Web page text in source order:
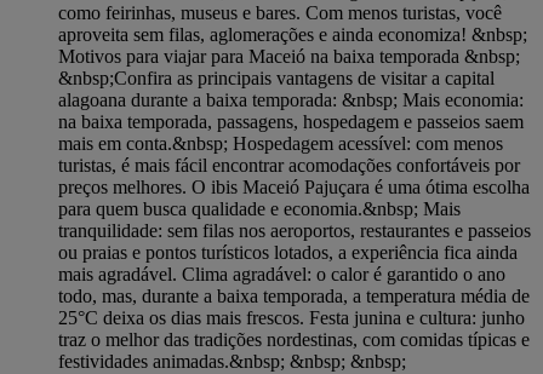
como feirinhas, museus e bares. Com menos turistas, você
aproveita sem filas, aglomerações e ainda economiza! &nbsp;
Motivos para viajar para Maceió na baixa temporada &nbsp;
&nbsp;Confira as principais vantagens de visitar a capital
alagoana durante a baixa temporada: &nbsp; Mais economia:
na baixa temporada, passagens, hospedagem e passeios saem
mais em conta.&nbsp; Hospedagem acessível: com menos
turistas, é mais fácil encontrar acomodações confortáveis por
preços melhores. O ibis Maceió Pajuçara é uma ótima escolha
para quem busca qualidade e economia.&nbsp; Mais
tranquilidade: sem filas nos aeroportos, restaurantes e passeios
ou praias e pontos turísticos lotados, a experiência fica ainda
mais agradável. Clima agradável: o calor é garantido o ano
todo, mas, durante a baixa temporada, a temperatura média de
25°C deixa os dias mais frescos. Festa junina e cultura: junho
traz o melhor das tradições nordestinas, com comidas típicas e
festividades animadas.&nbsp; &nbsp; &nbsp;